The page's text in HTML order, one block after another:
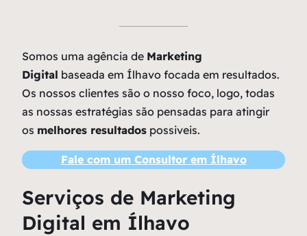
Somos uma agência de Marketing
Digital baseada em Ílhavo focada em resultados.
Os nossos clientes são o nosso foco, logo, todas
as nossas estratégias são pensadas para atingir
os melhores resultados possiveis.
Fale com um Consultor em Ílhavo
Serviços de Marketing
Digital em Ílhavo